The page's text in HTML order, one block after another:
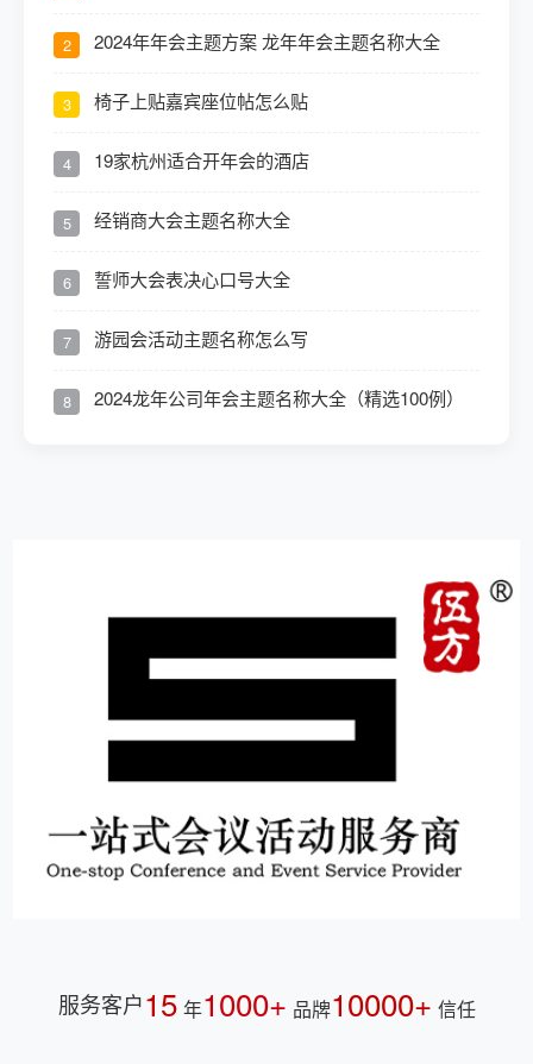
2 2024年年会主题方案 龙年年会主题名称大全
3 椅子上贴嘉宾座位帖怎么贴
4 19家杭州适合开年会的酒店
5 经销商大会主题名称大全
6 誓师大会表决心口号大全
7 游园会活动主题名称怎么写
8 2024龙年公司年会主题名称大全（精选100例）
服务客户15 年1000+ 品牌10000+ 信任